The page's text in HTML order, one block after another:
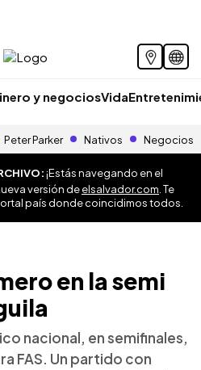
y negociosVida
Peter Parker Nativos Negocios
¡Estás navegando en el
versión deelsalvador.com . Te
país donde coincidimos todos.
en la semi
nacional, en semifinales,
FAS. Un partido con